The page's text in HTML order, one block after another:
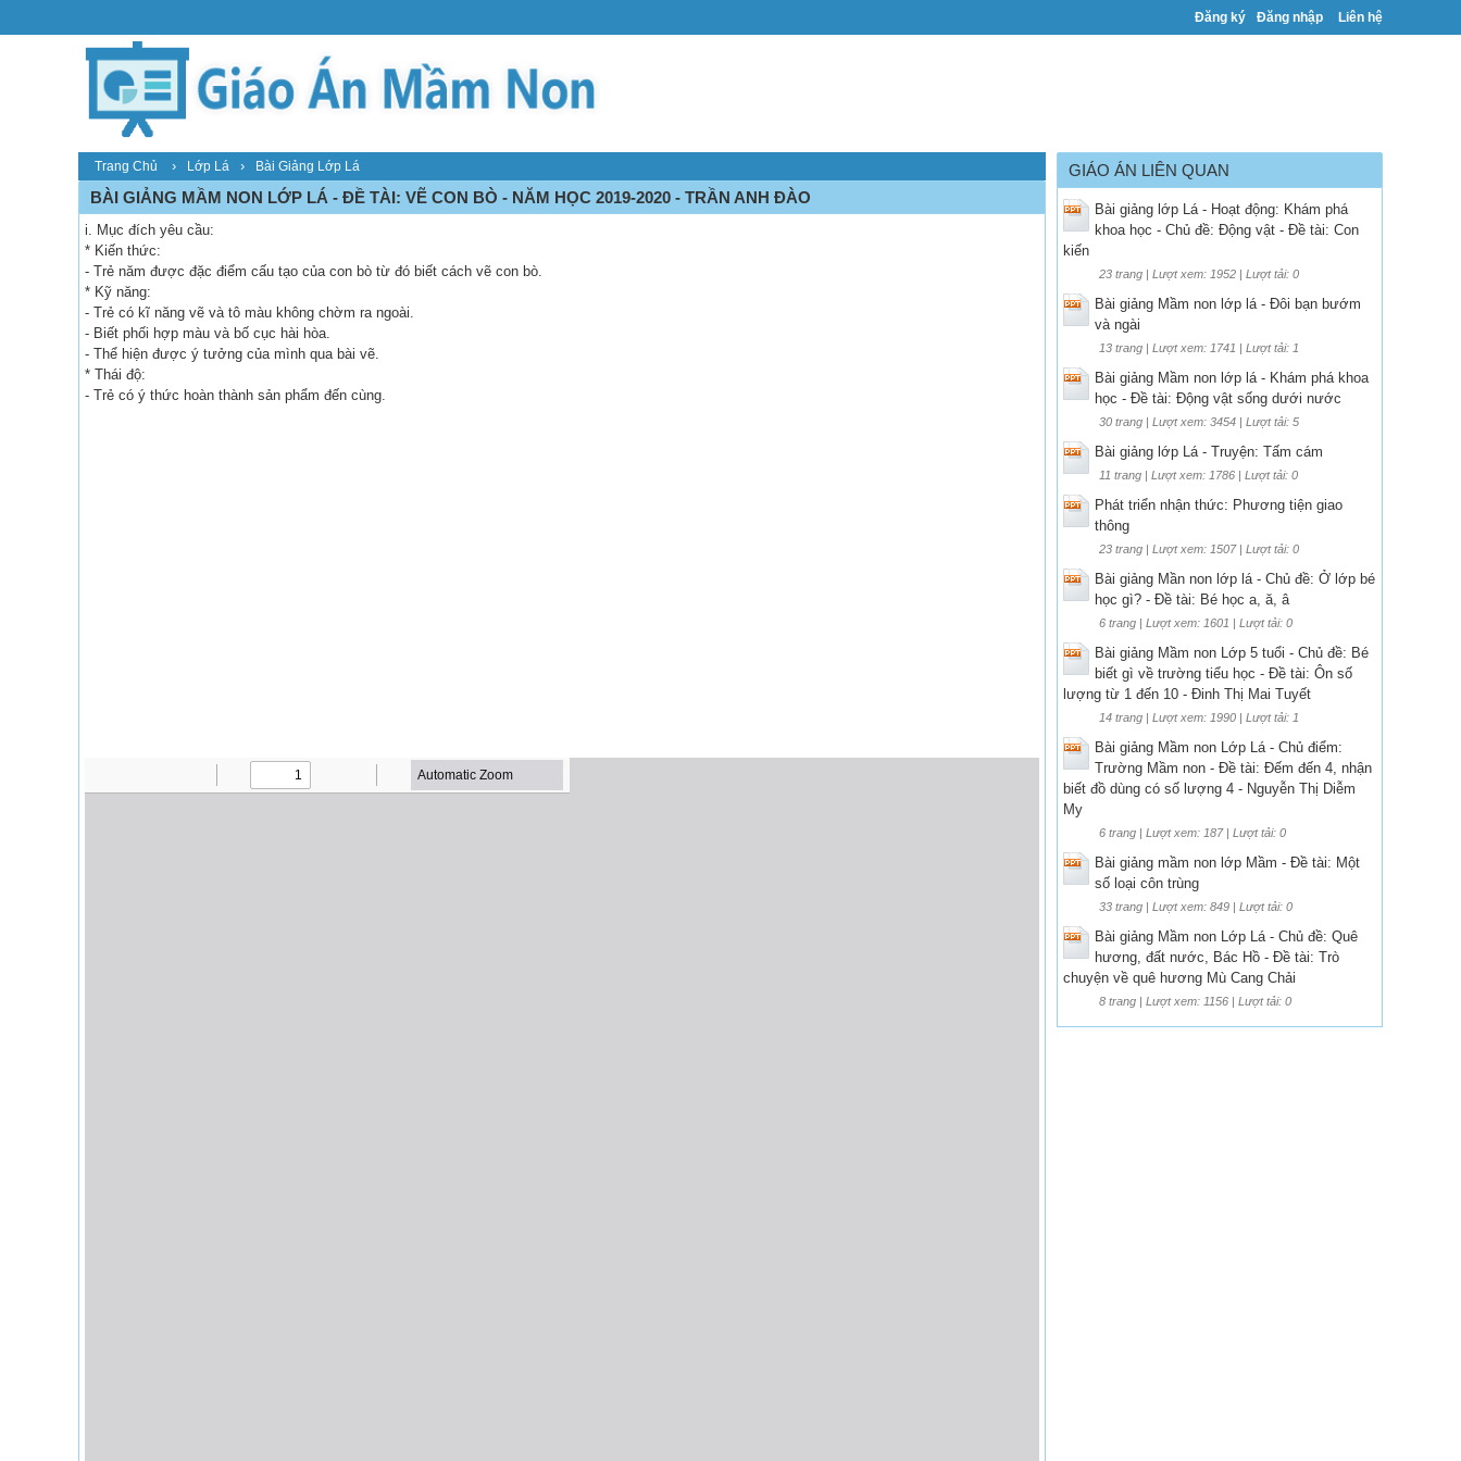
Đăng ký Đăng nhập Liên hệ
Trang Chủ › Lớp Lá › Bài Giảng Lớp Lá
BÀI GIẢNG MẦM NON LỚP LÁ - ĐỀ TÀI: VẼ CON BÒ - NĂM HỌC 2019-2020 - TRẦN ANH ĐÀO
i. Mục đích yêu cầu:
* Kiến thức:
- Trẻ năm được đặc điểm cấu tạo của con bò từ đó biết cách vẽ con bò.
* Kỹ năng:
- Trẻ có kĩ năng vẽ và tô màu không chờm ra ngoài.
- Biết phối hợp màu và bố cục hài hòa.
- Thể hiện được ý tưởng của mình qua bài vẽ.
* Thái độ:
- Trẻ có ý thức hoàn thành sản phẩm đến cùng.
GIÁO ÁN LIÊN QUAN
Bài giảng lớp Lá - Hoạt động: Khám phá
khoa học - Chủ đề: Động vật - Đề tài: Con
kiến
23 trang | Lượt xem: 1952 | Lượt tải: 0
Bài giảng Mầm non lớp lá - Đôi bạn bướm
và ngài
13 trang | Lượt xem: 1741 | Lượt tải: 1
Bài giảng Mầm non lớp lá - Khám phá khoa
học - Đề tài: Động vật sống dưới nước
30 trang | Lượt xem: 3454 | Lượt tải: 5
Bài giảng lớp Lá - Truyện: Tấm cám
11 trang | Lượt xem: 1786 | Lượt tải: 0
Phát triển nhận thức: Phương tiện giao
thông
23 trang | Lượt xem: 1507 | Lượt tải: 0
Bài giảng Mần non lớp lá - Chủ đề: Ở lớp bé
học gì? - Đề tài: Bé học a, ă, â
6 trang | Lượt xem: 1601 | Lượt tải: 0
Bài giảng Mầm non Lớp 5 tuổi - Chủ đề: Bé
biết gì về trường tiểu học - Đề tài: Ôn số
lượng từ 1 đến 10 - Đinh Thị Mai Tuyết
14 trang | Lượt xem: 1990 | Lượt tải: 1
Bài giảng Mầm non Lớp Lá - Chủ điểm:
Trường Mầm non - Đề tài: Đếm đến 4, nhận
biết đồ dùng có số lượng 4 - Nguyễn Thị Diễm
My
6 trang | Lượt xem: 187 | Lượt tải: 0
Bài giảng mầm non lớp Mầm - Đề tài: Một
số loại côn trùng
33 trang | Lượt xem: 849 | Lượt tải: 0
Bài giảng Mầm non Lớp Lá - Chủ đề: Quê
hương, đất nước, Bác Hồ - Đề tài: Trò
chuyện về quê hương Mù Cang Chải
8 trang | Lượt xem: 1156 | Lượt tải: 0